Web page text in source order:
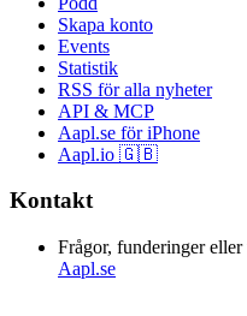
Skapa konto
Events
Statistik
RSS för alla nyheter
API & MCP
Aapl.se för iPhone
Aapl.io 🇬🇧
Kontakt
Frågor, funderinger
Aapl.se